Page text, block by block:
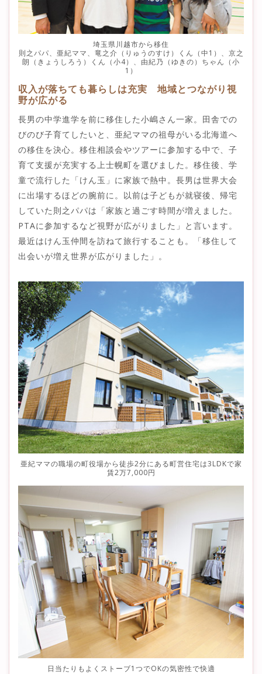
埼玉県川越市から移住
則之パパ、亜紀ママ、竜之介（りゅうのすけ）くん（中1）、京之
朗（きょうしろう）くん（小4）、由紀乃（ゆきの）ちゃん（小
1）
収入が落ちても暮らしは充実 地域とつながり視
野が広がる
長男の中学進学を前に移住した小嶋さん一家。田舎での
びのび子育てしたいと、亜紀ママの祖母がいる北海道へ
の移住を決心。移住相談会やツアーに参加する中で、子
育て支援が充実する上士幌町を選びました。移住後、学
童で流行した「けん玉」に家族で熱中。長男は世界大会
に出場するほどの腕前に。以前は子どもが就寝後、帰宅
していた則之パパは「家族と過ごす時間が増えました。
PTAに参加するなど視野が広がりました」と言います。
最近はけん玉仲間を訪ねて旅行することも。「移住して
出会いが増え世界が広がりました」。
亜紀ママの職場の町役場から徒歩2分にある町営住宅は3LDKで家
賃2万7,000円
日当たりもよくストーブ1つでOKの気密性で快適